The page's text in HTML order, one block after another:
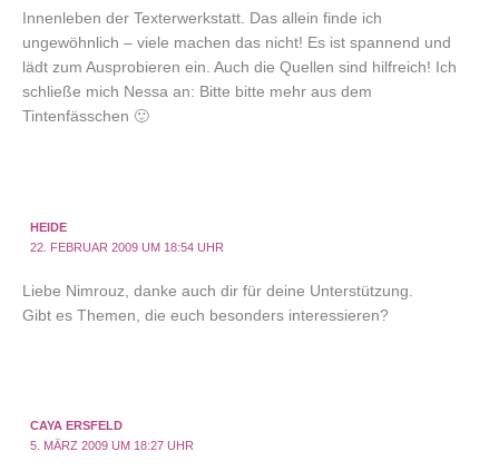
Innenleben der Texterwerkstatt. Das allein finde ich
ungewöhnlich – viele machen das nicht! Es ist spannend und
lädt zum Ausprobieren ein. Auch die Quellen sind hilfreich! Ich
schließe mich Nessa an: Bitte bitte mehr aus dem
Tintenfässchen 🙂
HEIDE
22. FEBRUAR 2009 UM 18:54 UHR
Liebe Nimrouz, danke auch dir für deine Unterstützung.
Gibt es Themen, die euch besonders interessieren?
CAYA ERSFELD
5. MÄRZ 2009 UM 18:27 UHR